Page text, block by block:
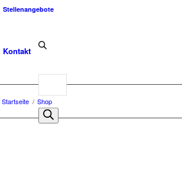
Stellenangebote
Kontakt
Products
search
Startseite / Shop